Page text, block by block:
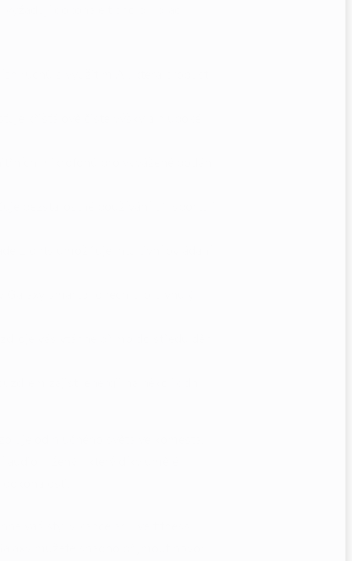
dokonalé ticho při práci i
ruchů s využitím AI, která propustí
křišťálově čisté výšky a hluboké
mikrofonů pro vyvážené podání
bezstarostné používání při sportu i
Lights umožňuje intuitivní ovládání
smartphonech pro plynulý
vás vtáhne přímo do středu dění
zajistí energii na několik dní
od hlučného světa velkoměsta.
inženýr, který díky umělé
váš styl v kanceláři i ve fitness
můžete snadno přijmout hovor